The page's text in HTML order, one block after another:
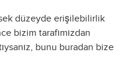
düzeyde erişilebilirlik
bizim tarafımızdan
bunu buradan bize